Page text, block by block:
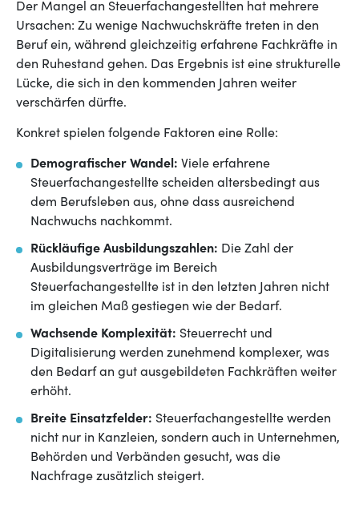
Der Mangel an Steuerfachangestellten hat mehrere
Ursachen: Zu wenige Nachwuchskräfte treten in den
Beruf ein, während gleichzeitig erfahrene Fachkräfte in
den Ruhestand gehen. Das Ergebnis ist eine strukturelle
Lücke, die sich in den kommenden Jahren weiter
verschärfen dürfte.
Konkret spielen folgende Faktoren eine Rolle:
Demografischer Wandel: Viele erfahrene
Steuerfachangestellte scheiden altersbedingt aus
dem Berufsleben aus, ohne dass ausreichend
Nachwuchs nachkommt.
Rückläufige Ausbildungszahlen: Die Zahl der
Ausbildungsverträge im Bereich
Steuerfachangestellte ist in den letzten Jahren nicht
im gleichen Maß gestiegen wie der Bedarf.
Wachsende Komplexität: Steuerrecht und
Digitalisierung werden zunehmend komplexer, was
den Bedarf an gut ausgebildeten Fachkräften weiter
erhöht.
Breite Einsatzfelder: Steuerfachangestellte werden
nicht nur in Kanzleien, sondern auch in Unternehmen,
Behörden und Verbänden gesucht, was die
Nachfrage zusätzlich steigert.